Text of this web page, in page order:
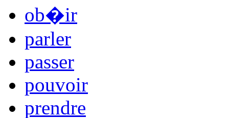
ob�ir
parler
passer
pouvoir
prendre